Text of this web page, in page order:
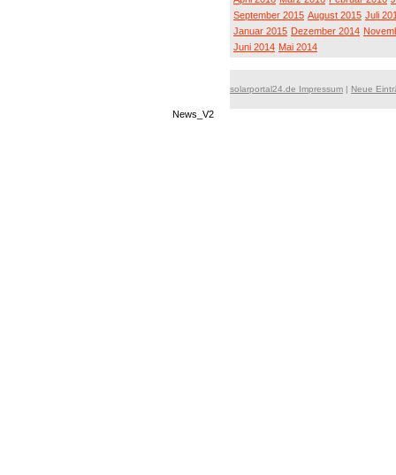
September 2015 August 2015 Juli
Januar 2015 Dezember 2014
Juni 2014 Mai 2014
solarportal24.de Impressum | Neue
News_V2